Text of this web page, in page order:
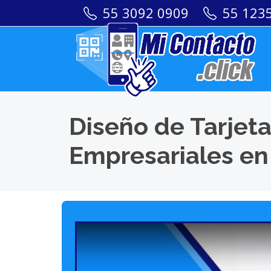
55 3092 0909 55
Diseño de
Empresariales